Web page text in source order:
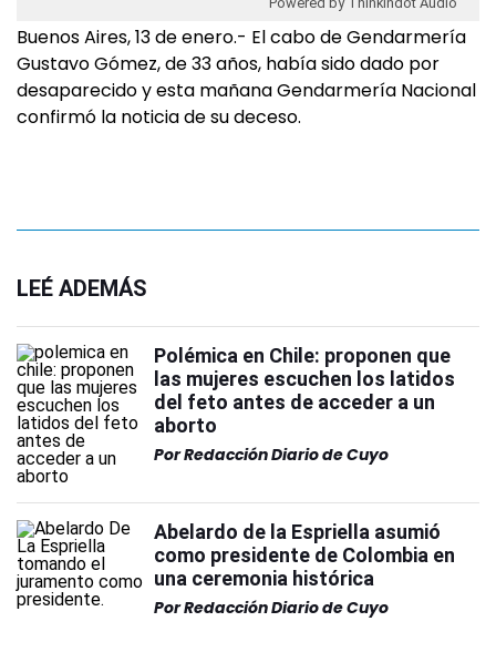
Buenos Aires, 13 de enero.- El cabo de Gendarmería
Gustavo Gómez, de 33 años, había sido dado por
desaparecido y esta mañana Gendarmería Nacional
confirmó la noticia de su deceso.
LEÉ ADEMÁS
Polémica en Chile: proponen que
las mujeres escuchen los latidos
del feto antes de acceder a un
aborto
PorRedacción Diario de Cuyo
Abelardo de la Espriella asumió
como presidente de Colombia en
una ceremonia histórica
PorRedacción Diario de Cuyo